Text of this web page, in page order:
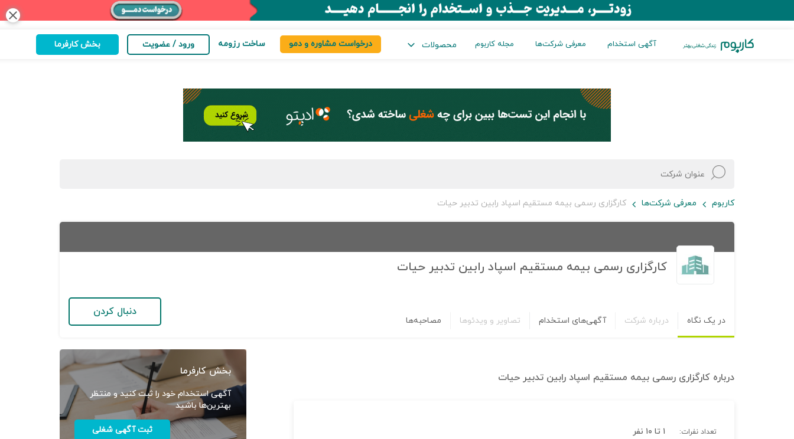
close
آگهی استخدام معرفی شرکت‌ها مجله کاربوم محصولات درخواست مشاوره و دمو ساخت رزومه ورود / عضویت بخش کارفرما
کاربوم معرفی شرکت‌ها کارگزاری رسمی بیمه مستقیم اسپاد رابین تدبیر حیات
کارگزاری رسمی بیمه مستقیم اسپاد رابین تدبیر حیات
در یک نگاه درباره شرکت آگهی‌های استخدام تصاویر و ویدئوها مصاحبه‌ها
دنبال کردن
درباره کارگزاری رسمی بیمه مستقیم اسپاد رابین تدبیر حیات
تعداد نفرات: ۱ تا ۱۰ نفر
بخش کارفرما
آگهی استخدام خود را ثبت کنید و منتظر
بهترین‌ها باشید
ثبت آگهی شغلی